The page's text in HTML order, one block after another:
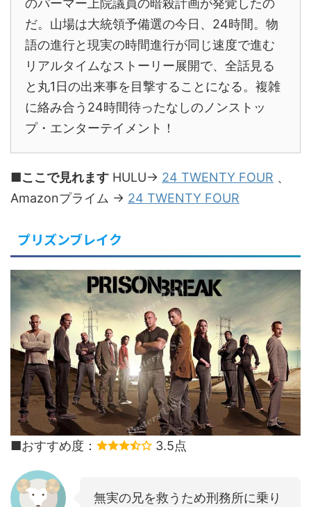
のパーマー上院議員の暗殺計画が発覚したの
だ。山場は大統領予備選の今日、24時間。物
語の進行と現実の時間進行が同じ速度で進む
リアルタイムなストーリー展開で、全話見る
と丸1日の出来事を目撃することになる。複雑
に絡み合う24時間待ったなしのノンストッ
プ・エンターテイメント！
■ここで見れます HULU→ 24 TWENTY FOUR 、
Amazonプライム → 24 TWENTY FOUR
プリズンブレイク
■おすすめ度： 3.5点
無実の兄を救うため刑務所に乗り